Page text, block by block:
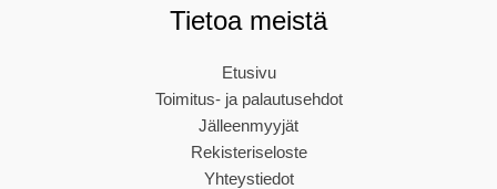
Tietoa meistä
Etusivu
Toimitus- ja palautusehdot
Jälleenmyyjät
Rekisteriseloste
Yhteystiedot